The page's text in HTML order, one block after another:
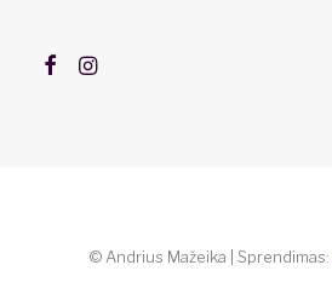
© Andrius Mažeika | Sprendimas: